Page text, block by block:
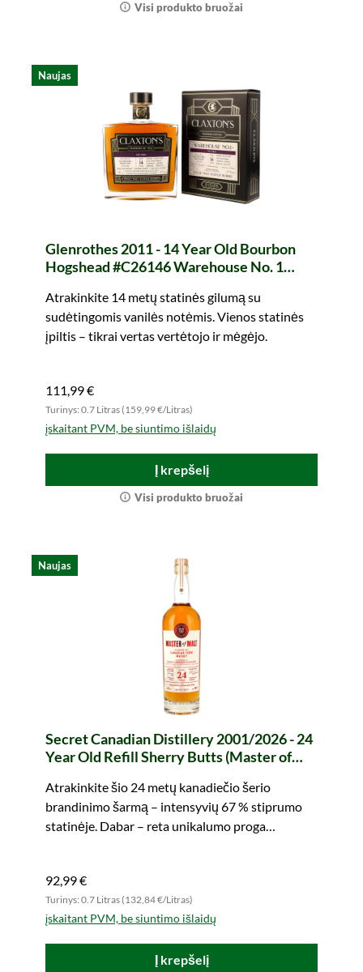
Visi produkto bruožai
Naujas
Glenrothes 2011 - 14 Year Old Bourbon
Hogshead #C26146 Warehouse No. 1
Atrakinkite 14 metų statinės gilumą su
sudėtingomis vanilės notėmis. Vienos statinės
įpiltis – tikrai vertas vertėtojo ir mėgėjo.
111,99 €
Turinys: 0.7 Litras (159,99 €/Litras)
įskaitant PVM, be siuntimo išlaidų
Į krepšelį
Visi produkto bruožai
Naujas
Secret Canadian Distillery 2001/2026 - 24
Year Old Refill Sherry Butts (Master of
Atrakinkite šio 24 metų kanadiečio šerio
brandinimo šarmą – intensyvių 67 % stiprumo
statinėje. Dabar – reta unikalumo proga
92,99 €
Turinys: 0.7 Litras (132,84 €/Litras)
įskaitant PVM, be siuntimo išlaidų
Į krepšelį